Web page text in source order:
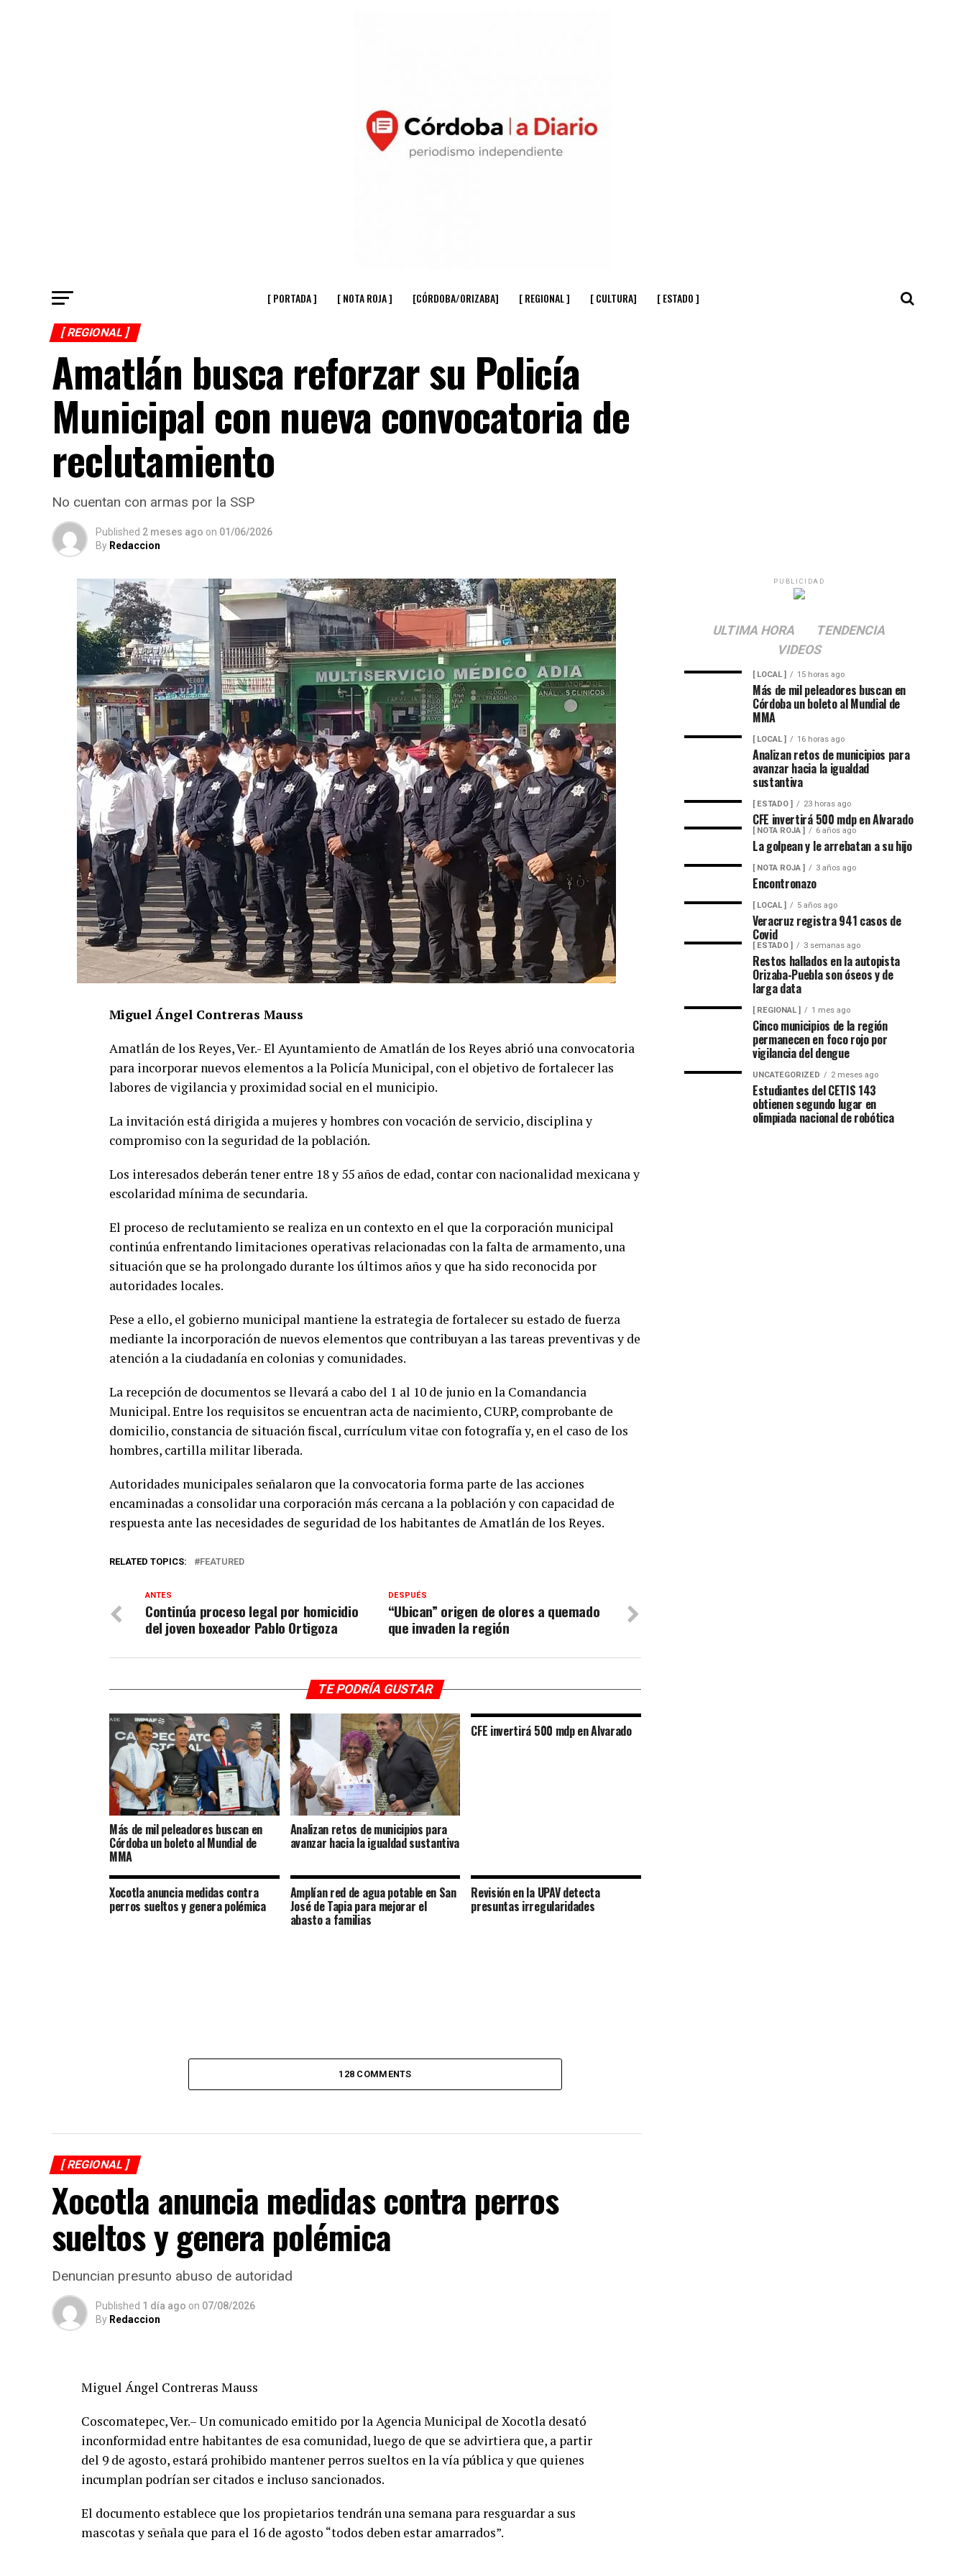
[ PORTADA ] [ NOTA ROJA ] [CÓRDOBA/ORIZABA] [ REGIONAL ] [ CULTURA] [ ESTADO ]
[ REGIONAL ]
Amatlán busca reforzar su Policía
Municipal con nueva convocatoria de
reclutamiento
No cuentan con armas por la SSP
Published 2 meses ago on 01/06/2026
By Redaccion
Miguel Ángel Contreras Mauss
Amatlán de los Reyes, Ver.- El Ayuntamiento de Amatlán de los Reyes abrió una convocatoria
para incorporar nuevos elementos a la Policía Municipal, con el objetivo de fortalecer las
labores de vigilancia y proximidad social en el municipio.
La invitación está dirigida a mujeres y hombres con vocación de servicio, disciplina y
compromiso con la seguridad de la población.
Los interesados deberán tener entre 18 y 55 años de edad, contar con nacionalidad mexicana y
escolaridad mínima de secundaria.
El proceso de reclutamiento se realiza en un contexto en el que la corporación municipal
continúa enfrentando limitaciones operativas relacionadas con la falta de armamento, una
situación que se ha prolongado durante los últimos años y que ha sido reconocida por
autoridades locales.
Pese a ello, el gobierno municipal mantiene la estrategia de fortalecer su estado de fuerza
mediante la incorporación de nuevos elementos que contribuyan a las tareas preventivas y de
atención a la ciudadanía en colonias y comunidades.
La recepción de documentos se llevará a cabo del 1 al 10 de junio en la Comandancia
Municipal. Entre los requisitos se encuentran acta de nacimiento, CURP, comprobante de
domicilio, constancia de situación fiscal, currículum vitae con fotografía y, en el caso de los
hombres, cartilla militar liberada.
Autoridades municipales señalaron que la convocatoria forma parte de las acciones
encaminadas a consolidar una corporación más cercana a la población y con capacidad de
respuesta ante las necesidades de seguridad de los habitantes de Amatlán de los Reyes.
RELATED TOPICS: FEATURED
DESPUÉS
“Ubican” origen de olores a quemado
que invaden la región
ANTES
Continúa proceso legal por homicidio
del joven boxeador Pablo Ortigoza
TE PODRÍA GUSTAR
Más de mil peleadores buscan en
Córdoba un boleto al Mundial de
MMA
Analizan retos de municipios para
avanzar hacia la igualdad sustantiva
CFE invertirá 500 mdp en Alvarado
Xocotla anuncia medidas contra
perros sueltos y genera polémica
Amplían red de agua potable en San
José de Tapia para mejorar el
abasto a familias
Revisión en la UPAV detecta
presuntas irregularidades
128 COMMENTS
[ REGIONAL ]
Xocotla anuncia medidas contra perros
sueltos y genera polémica
Denuncian presunto abuso de autoridad
Published 1 día ago on 07/08/2026
By Redaccion
Miguel Ángel Contreras Mauss
Coscomatepec, Ver.– Un comunicado emitido por la Agencia Municipal de Xocotla desató
inconformidad entre habitantes de esa comunidad, luego de que se advirtiera que, a partir
del 9 de agosto, estará prohibido mantener perros sueltos en la vía pública y que quienes
incumplan podrían ser citados e incluso sancionados.
El documento establece que los propietarios tendrán una semana para resguardar a sus
mascotas y señala que para el 16 de agosto “todos deben estar amarrados”.
PUBLICIDAD
ULTIMA HORA
TENDENCIA
VIDEOS
[ LOCAL ] 15 horas ago
Más de mil peleadores buscan en
Córdoba un boleto al Mundial de
MMA
[ LOCAL ] 16 horas ago
Analizan retos de municipios para
avanzar hacia la igualdad
sustantiva
[ ESTADO ] 23 horas ago
CFE invertirá 500 mdp en Alvarado
[ NOTA ROJA ] 6 años ago
La golpean y le arrebatan a su hijo
[ NOTA ROJA ] 3 años ago
Encontronazo
[ LOCAL ] 5 años ago
Veracruz registra 941 casos de
Covid
[ ESTADO ] 3 semanas ago
Restos hallados en la autopista
Orizaba-Puebla son óseos y de
larga data
[ REGIONAL ] 1 mes ago
Cinco municipios de la región
permanecen en foco rojo por
vigilancia del dengue
UNCATEGORIZED 2 meses ago
Estudiantes del CETIS 143
obtienen segundo lugar en
olimpiada nacional de robótica